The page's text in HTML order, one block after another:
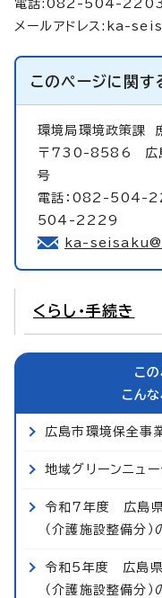
電話:082-504-
メールアドレス: ka-
このページに関す
環境局環境政策課
〒730-8586 広島
号
電話：082-504-
504-2229
ka-
くらし・手続き
こ
こん
広島市環境保全事
地域グリーンニュ
令和7年度 広島県
（介護施設整備分）
令和5年度 広島県
（介護施設整備分）